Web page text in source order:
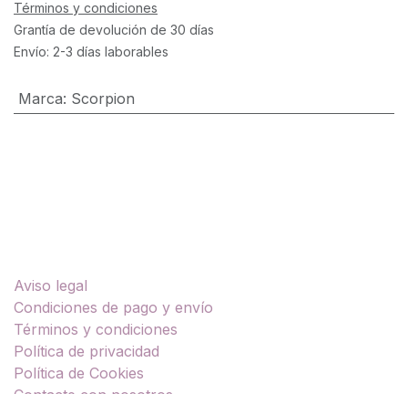
Términos y condiciones
Grantía de devolución de 30 días
Envío: 2-3 días laborables
Marca: Scorpion
Aviso legal
Condiciones de pago y envío
Términos y condiciones
Política de privacidad
Política de Cookies